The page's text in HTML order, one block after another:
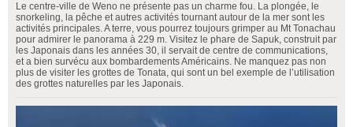
Le centre-ville de Weno ne présente pas un charme fou. La plongée, le
snorkeling, la pêche et autres activités tournant autour de la mer sont les
activités principales. A terre, vous pourrez toujours grimper au Mt Tonachau
pour admirer le panorama à 229 m. Visitez le phare de Sapuk, construit par
les Japonais dans les années 30, il servait de centre de communications,
et a bien survécu aux bombardements Américains. Ne manquez pas non
plus de visiter les grottes de Tonata, qui sont un bel exemple de l’utilisation
des grottes naturelles par les Japonais.